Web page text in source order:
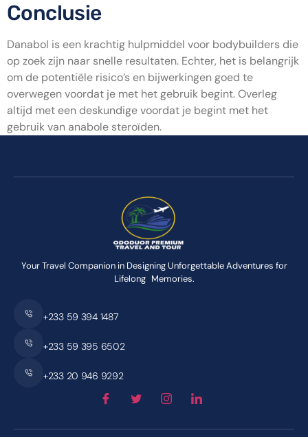
Conclusie
Danabol is een krachtig hulpmiddel voor bodybuilders die
op zoek zijn naar snelle resultaten. Echter, het is belangrijk
om de potentiële risico’s en bijwerkingen goed te
overwegen voordat je met het gebruik begint. Overleg
altijd met een deskundige voordat je begint met het
gebruik van anabole steroïden.
Your Travel Companion in Designing Unforgettable Adventures for
Lifelong Memories.
+233 59 394 1487
+233 59 395 6502
+233 20 946 9292